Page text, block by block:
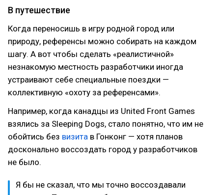
В путешествие
Когда переносишь в игру родной город или
природу, референсы можно собирать на каждом
шагу. А вот чтобы сделать «реалистичной»
незнакомую местность разработчики иногда
устраивают себе специальные поездки —
коллективную «охоту за референсами».
Например, когда канадцы из United Front Games
взялись за Sleeping Dogs, стало понятно, что им не
обойтись без визита в Гонконг — хотя планов
досконально воссоздать город у разработчиков
не было.
Я бы не сказал, что мы точно воссоздавали